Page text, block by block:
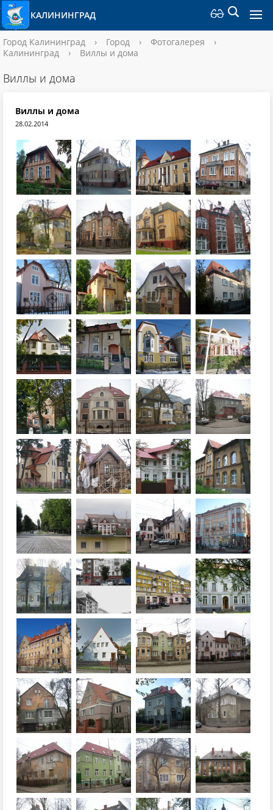
КАЛИНИНГРАД
Город Калининград › Город › Фотогалерея
›
Калининград
› Виллы и дома
Виллы и дома
Виллы и дома
28.02.2014